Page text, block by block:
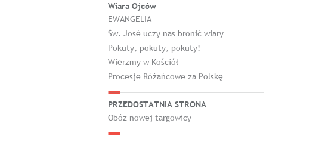
Wiara Ojców
EWANGELIA
Św. José uczy nas bronić wiary
Pokuty, pokuty, pokuty!
Wierzmy w Kościół
Procesje Różańcowe za Polskę
PRZEDOSTATNIA STRONA
Obóz nowej targowicy